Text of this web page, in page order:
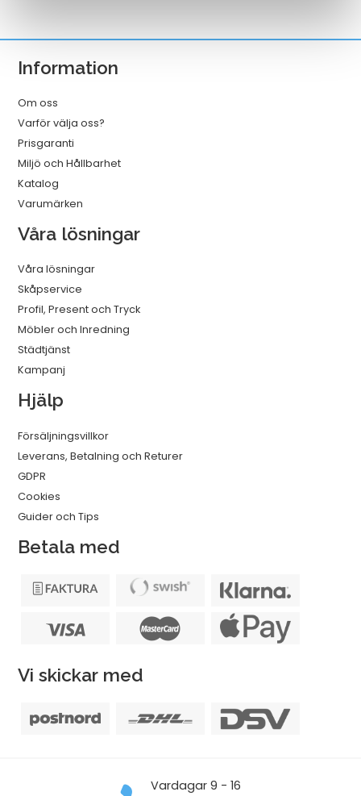
mm
mängd
Information
Om oss
Varför välja oss?
Prisgaranti
Miljö och Hållbarhet
Katalog
Varumärken
Våra lösningar
Våra lösningar
Skåpservice
Profil, Present och Tryck
Möbler och Inredning
Städtjänst
Kampanj
Hjälp
Försäljningsvillkor
Leverans, Betalning och Returer
GDPR
Cookies
Guider och Tips
Betala med
Vi skickar med
Vardagar 9 - 16